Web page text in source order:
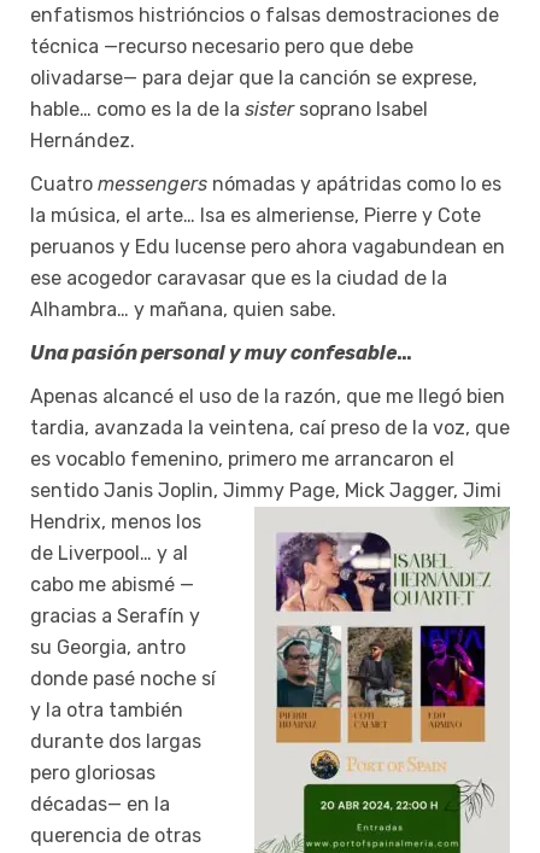
enfatismos histrióncios o falsas demostraciones de
técnica —recurso necesario pero que debe
olivadarse— para dejar que la canción se exprese,
hable… como es la de la sister soprano Isabel
Hernández.
Cuatro messengers nómadas y apátridas como lo es
la música, el arte… Isa es almeriense, Pierre y Cote
peruanos y Edu lucense pero ahora vagabundean en
ese acogedor caravasar que es la ciudad de la
Alhambra… y mañana, quien sabe.
Una pasión personal y muy confesable…
Apenas alcancé el uso de la razón, que me llegó bien
tardia, avanzada la veintena, caí preso de la voz, que
es vocablo femenino, primero me arrancaron el
sentido Janis Joplin, Jimmy Page, Mick Jagger, Jimi
Hendrix, menos los
de Liverpool… y al
cabo me abismé —
gracias a Serafín y
su Georgia, antro
donde pasé noche sí
y la otra también
durante dos largas
pero gloriosas
décadas— en la
querencia de otras